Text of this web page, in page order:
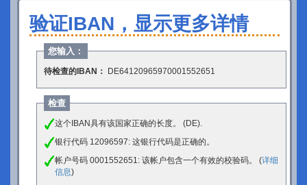
验证IBAN，显示更多详情
您输入：
待检查的IBAN： DE64120965970001552651
检查
这个IBAN具有该国家正确的长度。 (DE).
银行代码 12096597: 这银行代码是正确的。
帐户号码 0001552651: 该帐户包含一个有效的校验码。 (详细
信息)